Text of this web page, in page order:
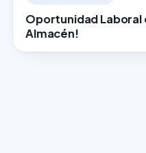
Oportunidad Laboral
Almacén!